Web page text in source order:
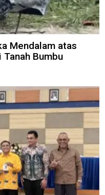
Mendalam atas
Bumbu